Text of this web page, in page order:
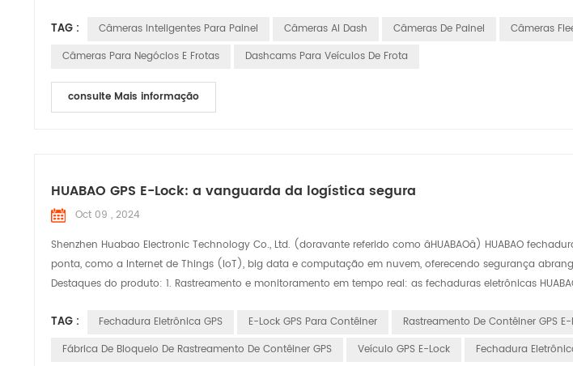
TAG : Câmeras Inteligentes Para Painel Câmeras AI Dash Câmeras De Painel
Câmeras
Câmeras Para Negócios E Frotas
Dashcams Para Veículos De Frota
consulte Mais informação
HUABAO GPS E-Lock: a vanguarda da logística segura
Oct 09 , 2024
Shenzhen Huabao Electronic Technology Co., Ltd. (doravante referido como âHUABAOâ) HUABAO
ponta, como a Internet de Things (IoT), big data e computação em nuvem, oferecendo segurança
Destaques do produto: 1. Rastreamento e monitoramento em tempo real: as fechaduras eletrônicas
TAG : Fechadura Eletrônica GPS E-Lock GPS Para Contêiner
Rastreamento De Contêiner GPS
Fábrica De Bloqueio De Rastreamento De Contêiner GPS
Veículo GPS E-Lock Fechadura